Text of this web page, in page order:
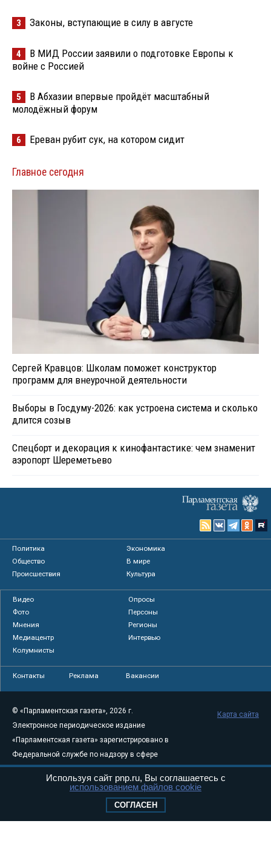
3 Законы, вступающие в силу в августе
4
В МИД России заявили о подготовке Европы к
войне с Россией
5
В Абхазии впервые пройдёт масштабный
молодёжный форум
6 Ереван рубит сук, на котором сидит
Главное сегодня
Сергей Кравцов: Школам поможет конструктор
программ для внеурочной деятельности
Выборы в Госдуму-2026: как устроена система и сколько
длится созыв
Спецборт и декорация к кинофантастике: чем знаменит
аэропорт Шереметьево
Политика
Экономика
Общество
В мире
Происшествия
Культура
Видео
Опросы
Фото
Персоны
Мнения
Регионы
Медиацентр
Интервью
Колумнисты
Контакты Реклама Вакансии
© «Парламентская газета», 2026 г.
Электронное периодическое издание
«Парламентская газета» зарегистрировано в
Федеральной службе по надзору в сфере
связи, информационных технологий и
массовых коммуникаций (Роскомнадзор) 05
Свидетельство о регистрации Эл № ФС77-
Карта сайта
Используя сайт pnp.ru, Вы соглашаетесь с
использованием файлов cookie
СОГЛАСЕН